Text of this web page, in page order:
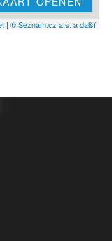
| © Seznam.cz a.s. a další